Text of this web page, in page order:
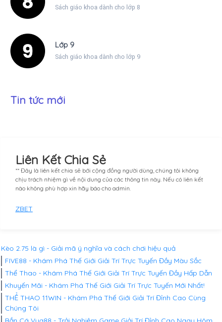
Sách giáo khoa dành cho lớp 8
Lớp 9
Sách giáo khoa dành cho lớp 9
Tin tức mới
Liên Kết Chia Sẻ
** Đây là liên kết chia sẻ bới cộng đồng người dùng, chúng tôi không
chịu trách nhiệm gì về nội dung của các thông tin này. Nếu có liên kết
nào không phù hợp xin hãy báo cho admin.
ZBET
Kèo 2.75 là gì - Giải mã ý nghĩa và cách chơi hiệu quả
FIVE88 - Khám Phá Thế Giới Giải Trí Trực Tuyến Đầy Màu Sắc
Thể Thao - Khám Phá Thế Giới Giải Trí Trực Tuyến Đầy Hấp Dẫn
Khuyến Mãi - Khám Phá Thế Giới Giải Trí Trực Tuyến Mới Nhất!
THỂ THAO 11WIN - Khám Phá Thế Giới Giải Trí Đỉnh Cao Cùng
Chúng Tôi